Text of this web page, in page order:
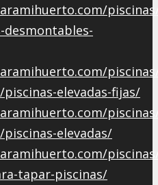
elevadas-fijas/
elevadas/
tapar-piscinas/